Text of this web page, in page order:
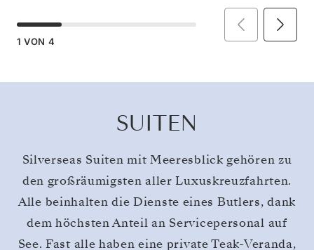
1 VON 4
SUITEN
Silverseas Suiten mit Meeresblick gehören zu
den großräumigsten aller Luxuskreuzfahrten.
Alle beinhalten die Dienste eines Butlers, dank
dem höchsten Anteil an Servicepersonal auf
See. Fast alle haben eine private Teak-Veranda,